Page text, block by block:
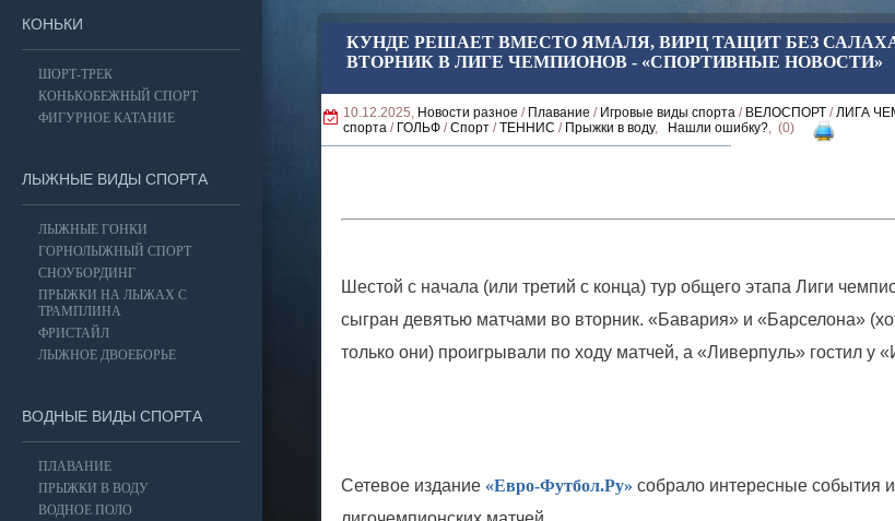
КУНДЕ РЕШАЕТ ВМЕСТО ЯМАЛЯ, ВИРЦ ТАЩИТ БЕЗ
ВТОРНИК В ЛИГЕ ЧЕМПИОНОВ - «СПОРТИВНЫЕ НОВОСТИ»
10.12.2025, Новости разное / Плавание / Игровые виды спорта / ВЕЛОСПОРТ /ЛИГА
спорта / ГОЛЬФ /Спорт /ТЕННИС / Прыжки в воду, Нашли ошибку?, (0)
Шестой с начала (или третий с конца) тур общего этапа Лиги
сыгран девятью матчами во вторник. «Бавария» и «Барселона»
только они) проигрывали по ходу матчей, а «Ливерпуль» гостил у
Сетевое издание «Евро-Футбол.Ру» собрало интересные события
КОНЬКИ
ШОРТ-ТРЕК
КОНЬКОБЕЖНЫЙ СПОРТ
ФИГУРНОЕ КАТАНИЕ
ЛЫЖНЫЕ ВИДЫ СПОРТА
ЛЫЖНЫЕ ГОНКИ
ГОРНОЛЫЖНЫЙ СПОРТ
СНОУБОРДИНГ
ПРЫЖКИ НА ЛЫЖАХ С
ТРАМПЛИНА
ФРИСТАЙЛ
ЛЫЖНОЕ ДВОЕБОРЬЕ
ВОДНЫЕ ВИДЫ СПОРТА
ПЛАВАНИЕ
ПРЫЖКИ В ВОДУ
ВОДНОЕ ПОЛО